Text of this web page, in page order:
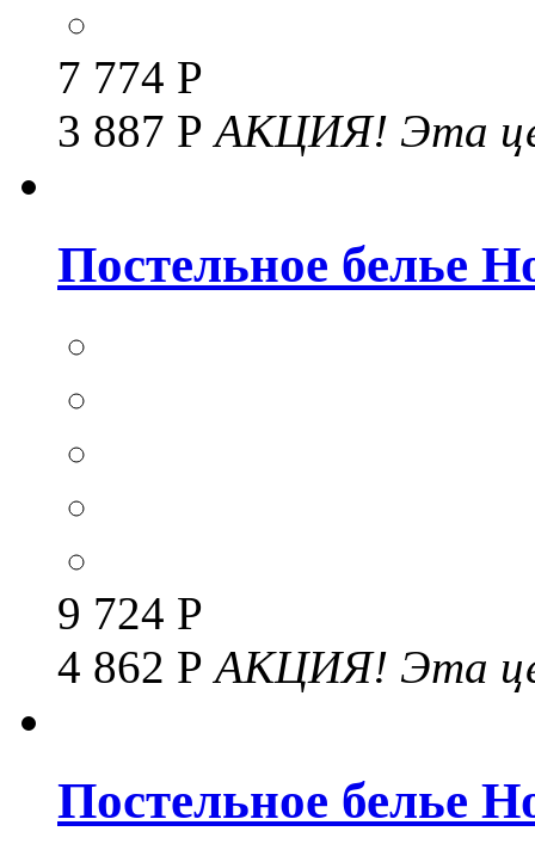
7 774 Р
3 887 РАКЦИЯ! Эта
Постельное белье
9 724 Р
4 862 РАКЦИЯ! Эта
Постельное белье